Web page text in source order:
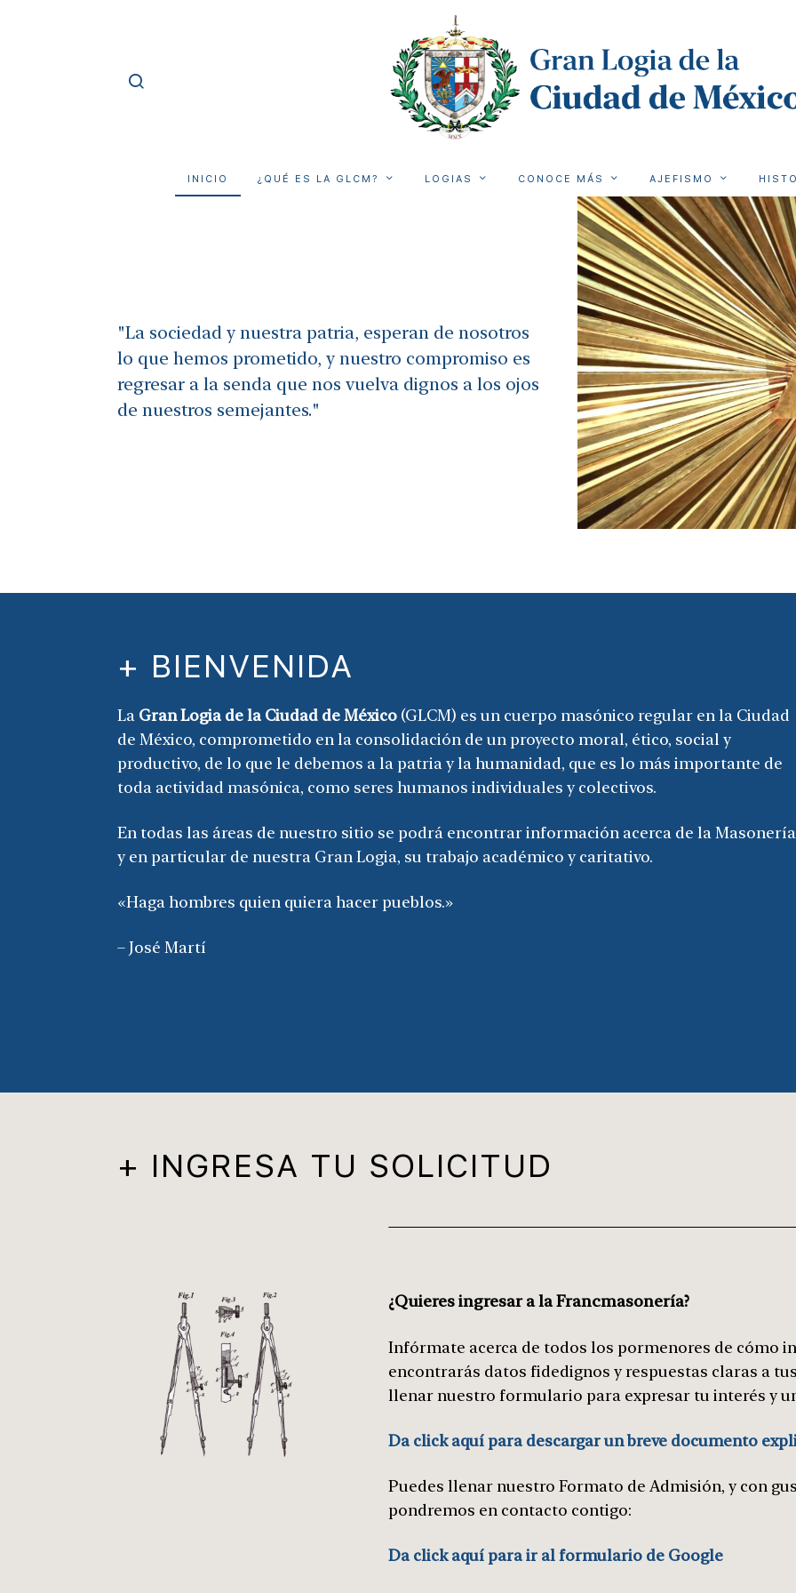
INICIO ¿QUÉ ES LA GLCM? LOGIAS CONOCE MÁS AJEFISMO
"La sociedad y nuestra patria, esperan de nosotros
lo que hemos prometido, y nuestro compromiso es
regresar a la senda que nos vuelva dignos a los ojos
de nuestros semejantes."
+ BIENVENIDA
La Gran Logia de la Ciudad de México (GLCM) es un cuerpo masónico regular en la Ciudad
de México, comprometido en la consolidación de un proyecto moral, ético, social y
productivo, de lo que le debemos a la patria y la humanidad, que es lo más importante de
toda actividad masónica, como seres humanos individuales y colectivos.
En todas las áreas de nuestro sitio se podrá encontrar información acerca de la
y en particular de nuestra Gran Logia, su trabajo académico y caritativo.
«Haga hombres quien quiera hacer pueblos.»
– José Martí
+ INGRESA TU SOLICITUD
¿Quieres ingresar a la Francmasonería?
Infórmate acerca de todos los pormenores de cómo
encontrarás datos fidedignos y respuestas claras a
llenar nuestro formulario para expresar tu interés y
Da click aquí para descargar un breve documento
Puedes llenar nuestro Formato de Admisión, y con
pondremos en contacto contigo:
Da click aquí para ir al formulario de Google